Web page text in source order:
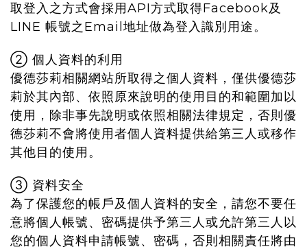
取登入之方式會採用API方式取得Facebook及
LINE 帳號之Email地址做為登入識別用途。
② 個人資料的利用
優德莎莉相關網站所取得之個人資料，僅供優德莎
莉於其內部、依照原來說明的使用目的和範圍加以
使用，除非事先說明或依照相關法律規定，否則優
德莎莉不會將使用者個人資料提供給第三人或移作
其他目的使用。
③ 資料安全
為了保護您的帳戶及個人資料的安全，請您不要任
意將個人帳號、密碼提供予第三人或允許第三人以
您的個人資料申請帳號、密碼，否則相關責任將由